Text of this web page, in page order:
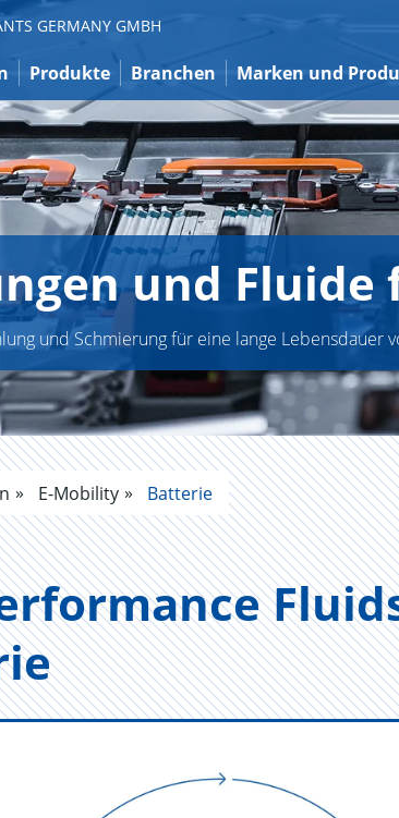
GERMANY GMBH
Produkte Branchen Marken und
und
und Schmierung für eine lange Lebensdauer
E-Mobility Batterie